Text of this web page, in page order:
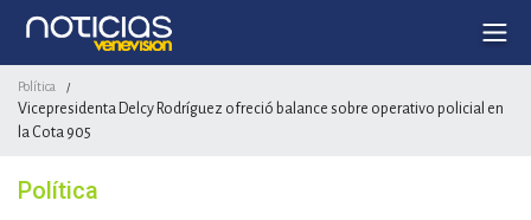
Política /
Vicepresidenta Delcy Rodríguez ofreció balance sobre operativo policial en
la Cota 905
Política